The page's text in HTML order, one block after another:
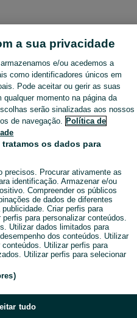
a sua privacidade
armazenamos e/ou acedemos a
como identificadores únicos em
Pode aceitar ou gerir as suas
momento na página da
serão sinalizadas aos nossos
de navegação. Política de
os dados para
precisos. Procurar ativamente as
identificação. Armazenar e/ou
Compreender os públicos
de dados de diferentes
Criar perfis para
para personalizar conteúdos.
Utilizar dados limitados para
dos conteúdos. Utilizar
Utilizar perfis para
Utilizar perfis para selecionar
tudo